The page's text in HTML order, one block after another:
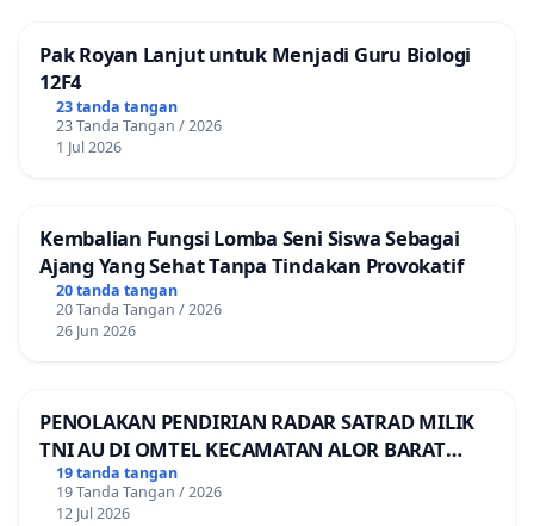
Pak Royan Lanjut untuk Menjadi Guru Biologi
12F4
23 tanda tangan
23 Tanda Tangan / 2026
1 Jul 2026
Kembalian Fungsi Lomba Seni Siswa Sebagai
Ajang Yang Sehat Tanpa Tindakan Provokatif
20 tanda tangan
20 Tanda Tangan / 2026
26 Jun 2026
PENOLAKAN PENDIRIAN RADAR SATRAD MILIK
TNI AU DI OMTEL KECAMATAN ALOR BARAT
LAUT, KABUPATEN ALOR
19 tanda tangan
19 Tanda Tangan / 2026
12 Jul 2026